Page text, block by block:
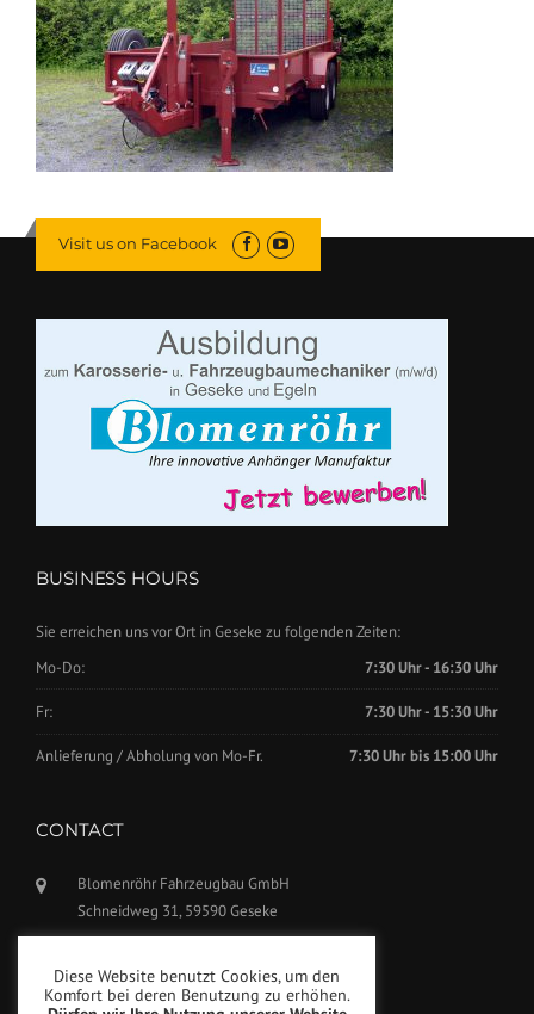
Visit us on Facebook
BUSINESS HOURS
Sie erreichen uns vor Ort in Geseke zu folgenden Zeiten:
Mo-Do:
7:30 Uhr - 16:30 Uhr
Fr: 7:30 Uhr - 15:30 Uhr
Anlieferung / Abholung von Mo-Fr. 7:30 Uhr bis 15:00 Uhr
CONTACT
Blomenröhr Fahrzeugbau GmbH
Schneidweg 31, 59590 Geseke
Fax: +49(0)2942-5799777
Diese Website benutzt Cookies, um den
Komfort bei deren Benutzung zu erhöhen.